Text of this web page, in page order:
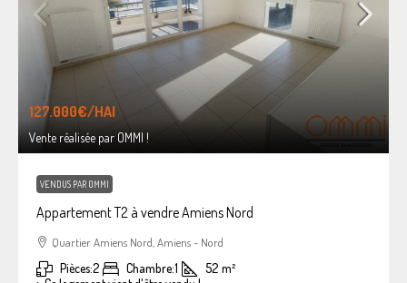
127.000€/HAI
Vente réalisée par OMMI !
VENDUS PAR OMMI
Appartement T2 à vendre Amiens Nord
Quartier Amiens Nord, Amiens - Nord
Pièces:2 Chambre:1 52 m²